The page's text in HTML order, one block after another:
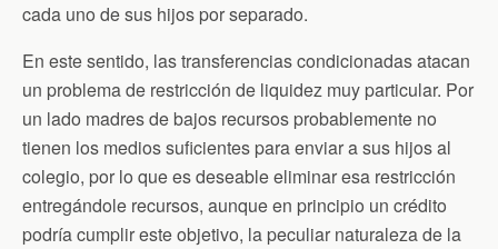
cada uno de sus hijos por separado.
En este sentido, las transferencias condicionadas atacan
un problema de restricción de liquidez muy particular. Por
un lado madres de bajos recursos probablemente no
tienen los medios suficientes para enviar a sus hijos al
colegio, por lo que es deseable eliminar esa restricción
entregándole recursos, aunque en principio un crédito
podría cumplir este objetivo, la peculiar naturaleza de la